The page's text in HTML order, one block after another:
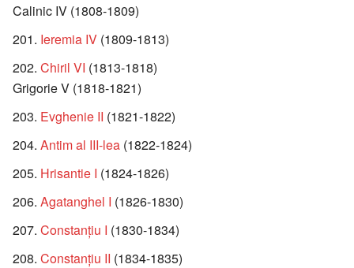
Calinic IV (1808-1809)
Ieremia IV (1809-1813)
Chiril VI (1813-1818)
Grigorie V (1818-1821)
Evghenie II (1821-1822)
Antim al III-lea (1822-1824)
Hrisantie I (1824-1826)
Agatanghel I (1826-1830)
Constanțiu I (1830-1834)
Constanțiu II (1834-1835)